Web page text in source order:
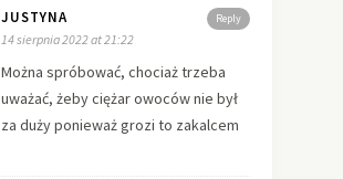
Reply
JUSTYNA
14 sierpnia 2022 at 21:22
Można spróbować, chociaż trzeba
uważać, żeby ciężar owoców nie był
za duży ponieważ grozi to zakalcem